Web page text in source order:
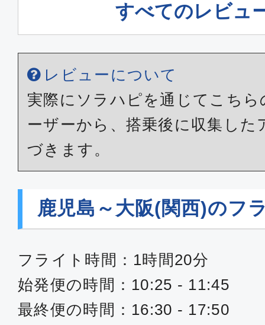
すべてのレビュ
レビューについて
実際にソラハピを通じてこち
ーザーから、搭乗後に収集した
づきます。
鹿児島～大阪(関西)のフ
フライト時間：1時間20分
始発便の時間：10:25 - 11:45
最終便の時間：16:30 - 17:50